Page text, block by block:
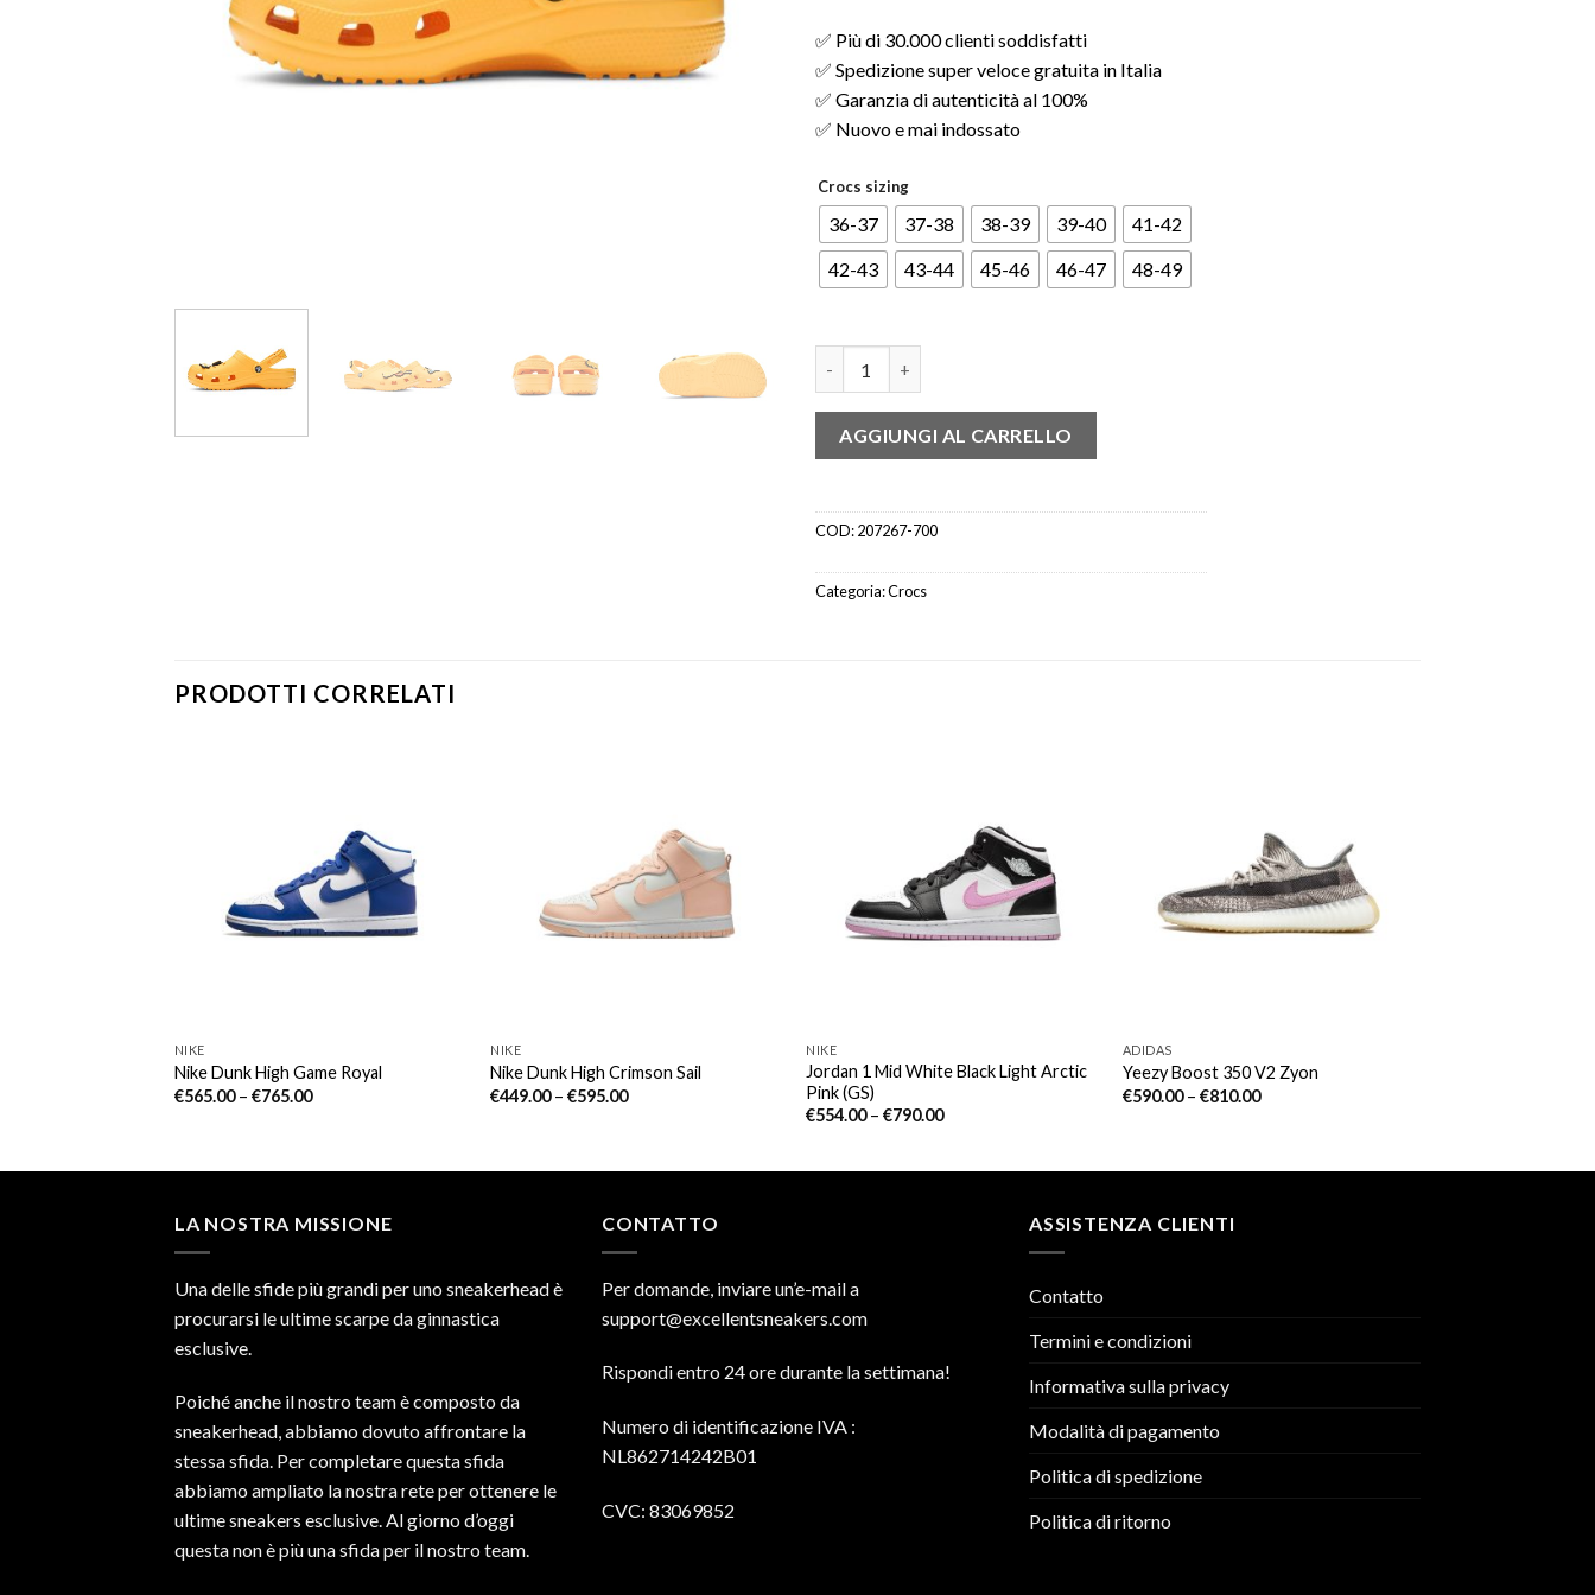
✅ Più di 30.000 clienti soddisfatti
✅ Spedizione super veloce gratuita in Italia
✅ Garanzia di autenticità al 100%
✅ Nuovo e mai indossato
Crocs sizing
36-37 37-38 38-39 39-40
41-42
42-43
43-44 45-46 46-47 48-49
AGGIUNGI AL CARRELLO
COD:207267-700
Categoria:Crocs
PRODOTTI CORRELATI
NIKE
Nike Dunk High Game Royal
€565.00– €765.00
NIKE
Nike Dunk High Crimson Sail
€449.00–€595.00
NIKE
Jordan 1 Mid White Black Light Arctic
Pink (GS)
€554.00–€790.00
ADIDAS
Yeezy Boost 350 V2 Zyon
€590.00– €810.00
LA NOSTRA MISSIONE
Una delle sfide più grandi per uno sneakerhead è
procurarsi le ultime scarpe da ginnastica
esclusive.
Poiché anche il nostro team è composto da
sneakerhead, abbiamo dovuto affrontare la
stessa sfida. Per completare questa sfida
abbiamo ampliato la nostra rete per ottenere le
ultime sneakers esclusive. Al giorno d’oggi
questa non è più una sfida per il nostro team.
CONTATTO
Per domande, inviare un’e-mail a
support@excellentsneakers.com
Rispondi entro 24 ore durante la settimana!
Numero di identificazione IVA :
NL862714242B01
CVC: 83069852
ASSISTENZA CLIENTI
Contatto
Termini e condizioni
Informativa sulla privacy
Modalità di pagamento
Politica di spedizione
Politica di ritorno